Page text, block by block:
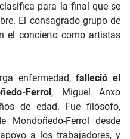
para la final que se
El consagrado grupo de
el concierto como artistas
enfermedad,falleció el
Ferrol, Miguel Anxo
de edad. Fue filósofo,
Mondoñedo-Ferrol desde
a los trabajadores, y